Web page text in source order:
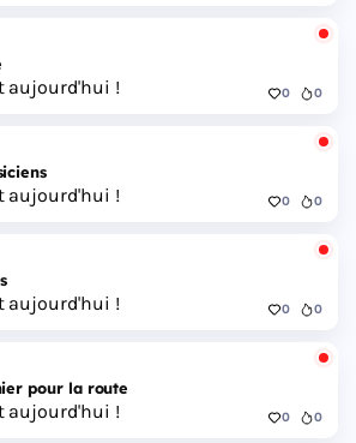
aujourd'hui ! 0 0
aujourd'hui ! 0 0
aujourd'hui ! 0 0
pour la route
aujourd'hui ! 0 0